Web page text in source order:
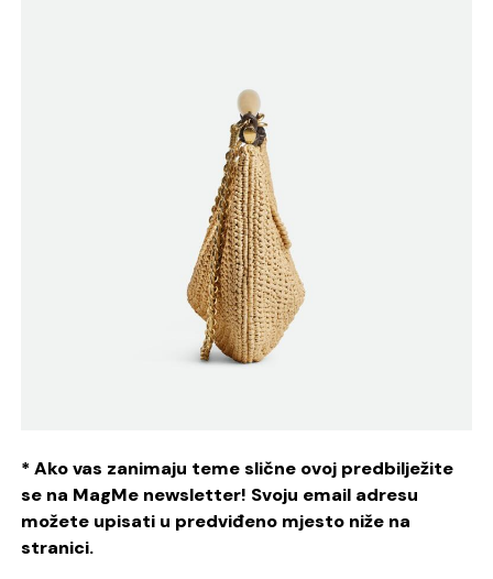
* Ako vas zanimaju teme slične ovoj predbilježite
se na MagMe newsletter! Svoju email adresu
možete upisati u predviđeno mjesto niže na
stranici.